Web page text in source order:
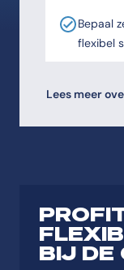
Bepaal
flexibel
Lees meer
BIJ DE